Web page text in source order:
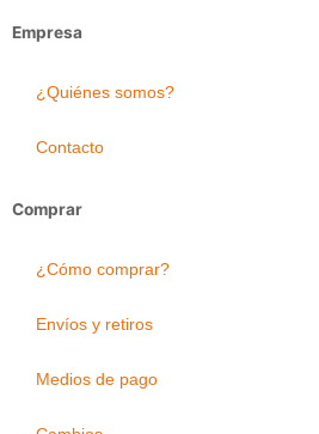
Empresa
¿Quiénes somos?
Contacto
Comprar
¿Cómo comprar?
Envíos y retiros
Medios de pago